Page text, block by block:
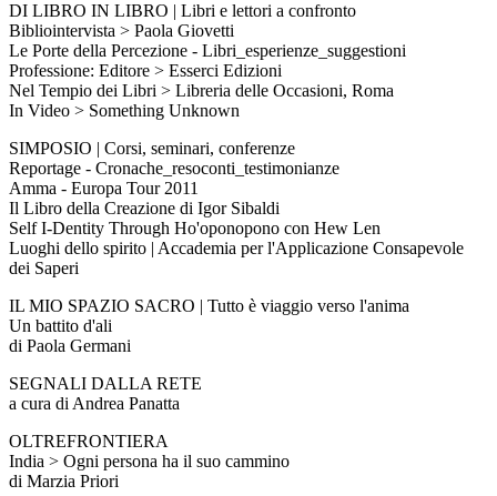
DI LIBRO IN LIBRO | Libri e lettori a confronto
Bibliointervista > Paola Giovetti
Le Porte della Percezione - Libri_esperienze_suggestioni
Professione: Editore > Esserci Edizioni
Nel Tempio dei Libri > Libreria delle Occasioni, Roma
In Video > Something Unknown
SIMPOSIO | Corsi, seminari, conferenze
Reportage - Cronache_resoconti_testimonianze
Amma - Europa Tour 2011
Il Libro della Creazione di Igor Sibaldi
Self I-Dentity Through Ho'oponopono con Hew Len
Luoghi dello spirito | Accademia per l'Applicazione Consapevole
dei Saperi
IL MIO SPAZIO SACRO | Tutto è viaggio verso l'anima
Un battito d'ali
di Paola Germani
SEGNALI DALLA RETE
a cura di Andrea Panatta
OLTREFRONTIERA
India > Ogni persona ha il suo cammino
di Marzia Priori